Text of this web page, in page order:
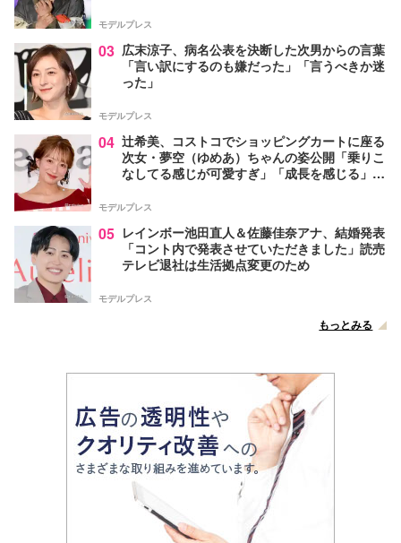
モデルプレス
03 広末涼子、病名公表を決断した次男からの言葉
「言い訳にするのも嫌だった」「言うべきか迷
った」
モデルプレス
04 辻希美、コストコでショッピングカートに座る
次女・夢空（ゆめあ）ちゃんの姿公開「乗りこ
なしてる感じが可愛すぎ」「成長を感じる」の
モデルプレス
05 レインボー池田直人＆佐藤佳奈アナ、結婚発表
「コント内で発表させていただきました」読売
テレビ退社は生活拠点変更のため
モデルプレス
もっとみる